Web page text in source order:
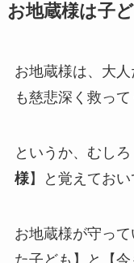
お地蔵様は子
お地蔵様は、大
も慈悲深く救って
というか、むしろ
様】と覚えておい
お地蔵様が守っ
た子ども】と【